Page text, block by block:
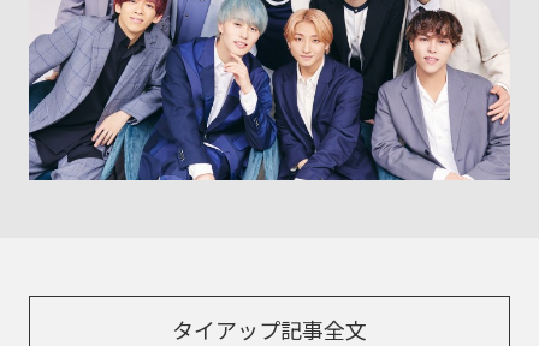
タイアップ記事全文